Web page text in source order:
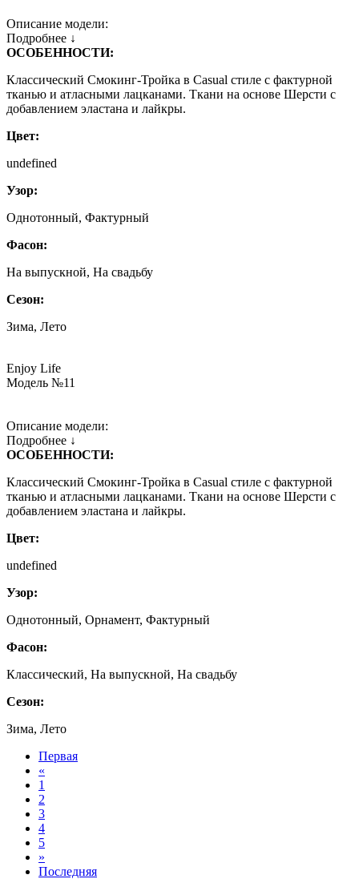
Описание модели:
Подробнее ↓
ОСОБЕННОСТИ:
Классический Смокинг-Тройка в Casual стиле с фактурной
тканью и атласными лацканами. Ткани на основе Шерсти с
добавлением эластана и лайкры.
Цвет:
undefined
Узор:
Однотонный, Фактурный
Фасон:
На выпускной, На свадьбу
Сезон:
Зима, Лето
Enjoy Life
Модель №11
Описание модели:
Подробнее ↓
ОСОБЕННОСТИ:
Классический Смокинг-Тройка в Casual стиле с фактурной
тканью и атласными лацканами. Ткани на основе Шерсти с
добавлением эластана и лайкры.
Цвет:
undefined
Узор:
Однотонный, Орнамент, Фактурный
Фасон:
Классический, На выпускной, На свадьбу
Сезон:
Зима, Лето
Первая
«
1
2
3
4
5
»
Последняя